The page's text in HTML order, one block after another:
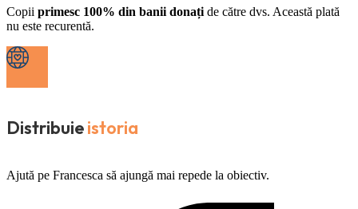
Copii primesc 100% din banii donați de către dvs. Această plată
nu este recurentă.
Distribuieistoria
Ajută pe Francesca să ajungă mai repede la obiectiv.